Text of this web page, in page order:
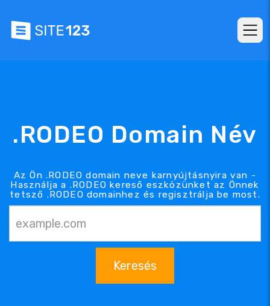
.RODEO Domain Név
Az Ön .RODEO domain neve karnyújtásnyira van -
Használja a .RODEO kereső eszközünket az Önnek
tetsző .RODEO domainhez és regisztrálja be most.
Keresés